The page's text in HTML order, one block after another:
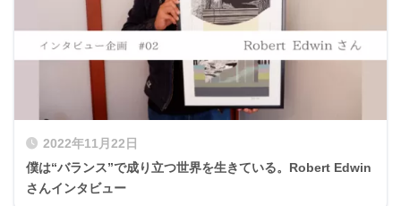
2022年11月22日
僕は“バランス”で成り立つ世界を生きている。Robert Edwin
さんインタビュー